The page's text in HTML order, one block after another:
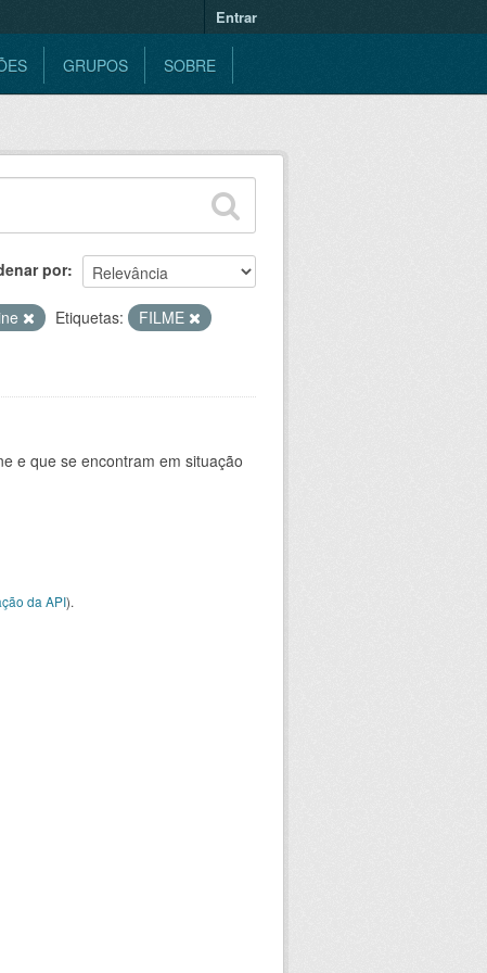
Entrar
GRUPOS SOBRE
por
Etiquetas:
FILME
e que se encontram em situação
da API).